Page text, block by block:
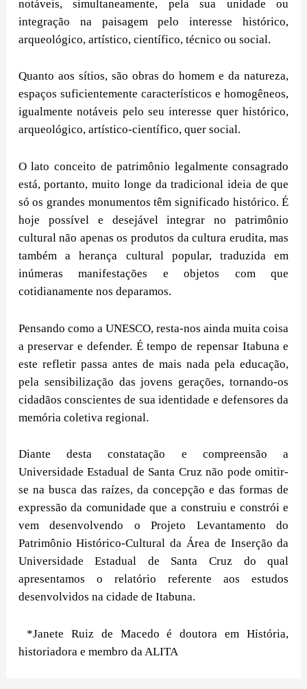
notáveis, simultaneamente, pela sua unidade ou
integração na paisagem pelo interesse histórico,
arqueológico, artístico, científico, técnico ou social.
Quanto aos sítios, são obras do homem e da natureza,
espaços suficientemente característicos e homogêneos,
igualmente notáveis pelo seu interesse quer histórico,
arqueológico, artístico-científico, quer social.
O lato conceito de patrimônio legalmente consagrado
está, portanto, muito longe da tradicional ideia de que
só os grandes monumentos têm significado histórico. É
hoje possível e desejável integrar no patrimônio
cultural não apenas os produtos da cultura erudita, mas
também a herança cultural popular, traduzida em
inúmeras manifestações e objetos com que
cotidianamente nos deparamos.
Pensando como a UNESCO, resta-nos ainda muita coisa
a preservar e defender. É tempo de repensar Itabuna e
este refletir passa antes de mais nada pela educação,
pela sensibilização das jovens gerações, tornando-os
cidadãos conscientes de sua identidade e defensores da
memória coletiva regional.
Diante desta constatação e compreensão a
Universidade Estadual de Santa Cruz não pode omitir-
se na busca das raízes, da concepção e das formas de
expressão da comunidade que a construiu e constrói e
vem desenvolvendo o Projeto Levantamento do
Patrimônio Histórico-Cultural da Área de Inserção da
Universidade Estadual de Santa Cruz do qual
apresentamos o relatório referente aos estudos
desenvolvidos na cidade de Itabuna.
*Janete Ruiz de Macedo é doutora em História,
historiadora e membro da ALITA